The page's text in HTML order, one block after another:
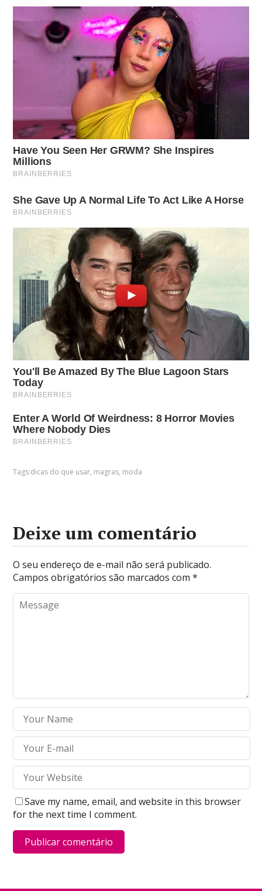
Tags:dicas do que usar, magras, moda
Deixe um comentário
O seu endereço de e-mail não será publicado.
Campos obrigatórios são marcados com*
Save my name, email, and website in this browser
for the next time I comment.